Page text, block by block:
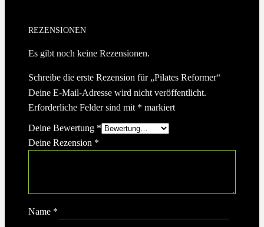
REZENSIONEN
Es gibt noch keine Rezensionen.
Schreibe die erste Rezension für „Pilates Reformer“
Deine E-Mail-Adresse wird nicht veröffentlicht.
Erforderliche Felder sind mit * markiert
Deine Bewertung *
Deine Rezension *
Name *